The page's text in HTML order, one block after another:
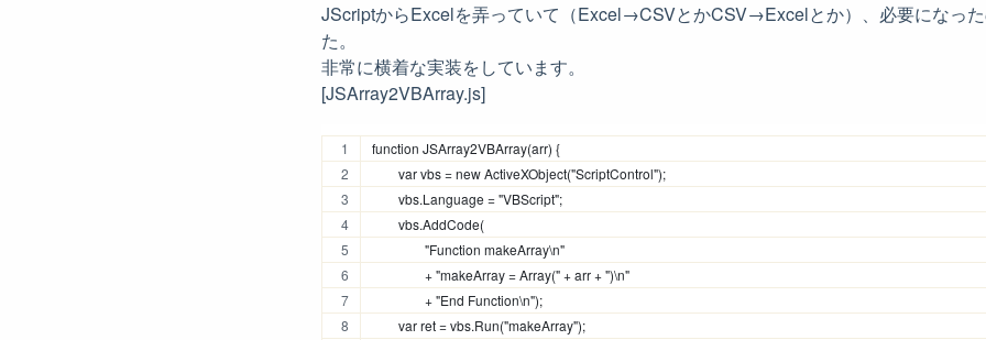
JScriptからExcelを弄っていて（Excel→CSVとかCSV→Excelとか）、必要になっ
た。
非常に横着な実装をしています。
[JSArray2VBArray.js]
function JSArray2VBArray(arr) {
	var vbs = new ActiveXObject("ScriptControl");
	vbs.AddCode(
		"Function makeArray\n"
		+ "makeArray = Array(" + arr + ")\n"
		+ "End Function\n");
	var ret = vbs.Run("makeArray");